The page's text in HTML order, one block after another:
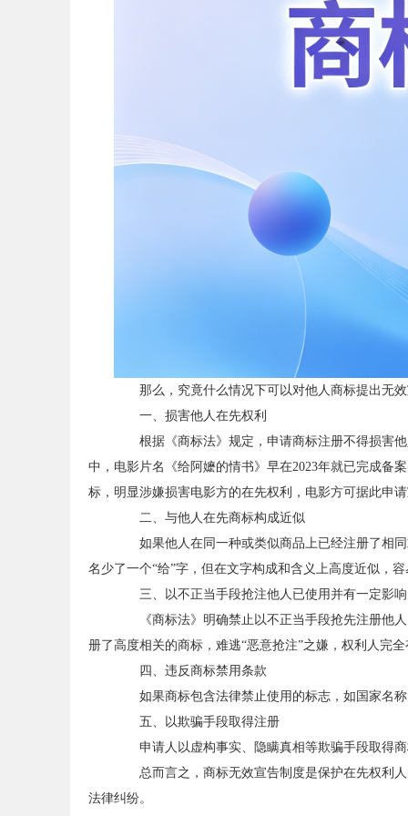
那么，究竟什么情况下可以对他人商标提出无效
一、损害他人在先权利
根据《商标法》规定，申请商标注册不得损害他
中，电影片名《给阿嬷的情书》早在2023年就已完成备
标，明显涉嫌损害电影方的在先权利，电影方可据此申
二、与他人在先商标构成近似
如果他人在同一种或类似商品上已经注册了相同
名少了一个“给”字，但在文字构成和含义上高度近似，
三、以不正当手段抢注他人已使用并有一定影响
《商标法》明确禁止以不正当手段抢先注册他人
册了高度相关的商标，难逃“恶意抢注”之嫌，权利人完
四、违反商标禁用条款
如果商标包含法律禁止使用的标志，如国家名称
五、以欺骗手段取得注册
申请人以虚构事实、隐瞒真相等欺骗手段取得商
总而言之，商标无效宣告制度是保护在先权利人
法律纠纷。